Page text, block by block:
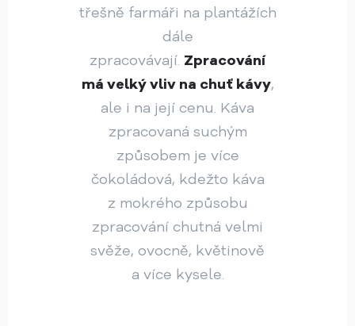
třešně farmáři na plantážích
dále
zpracovávají. Zpracování
má velký vliv na chuť kávy,
ale i na její cenu. Káva
zpracovaná suchým
způsobem je více
čokoládová, kdežto káva
z mokrého způsobu
zpracování chutná velmi
svěže, ovocně, květinově
a více kysele.